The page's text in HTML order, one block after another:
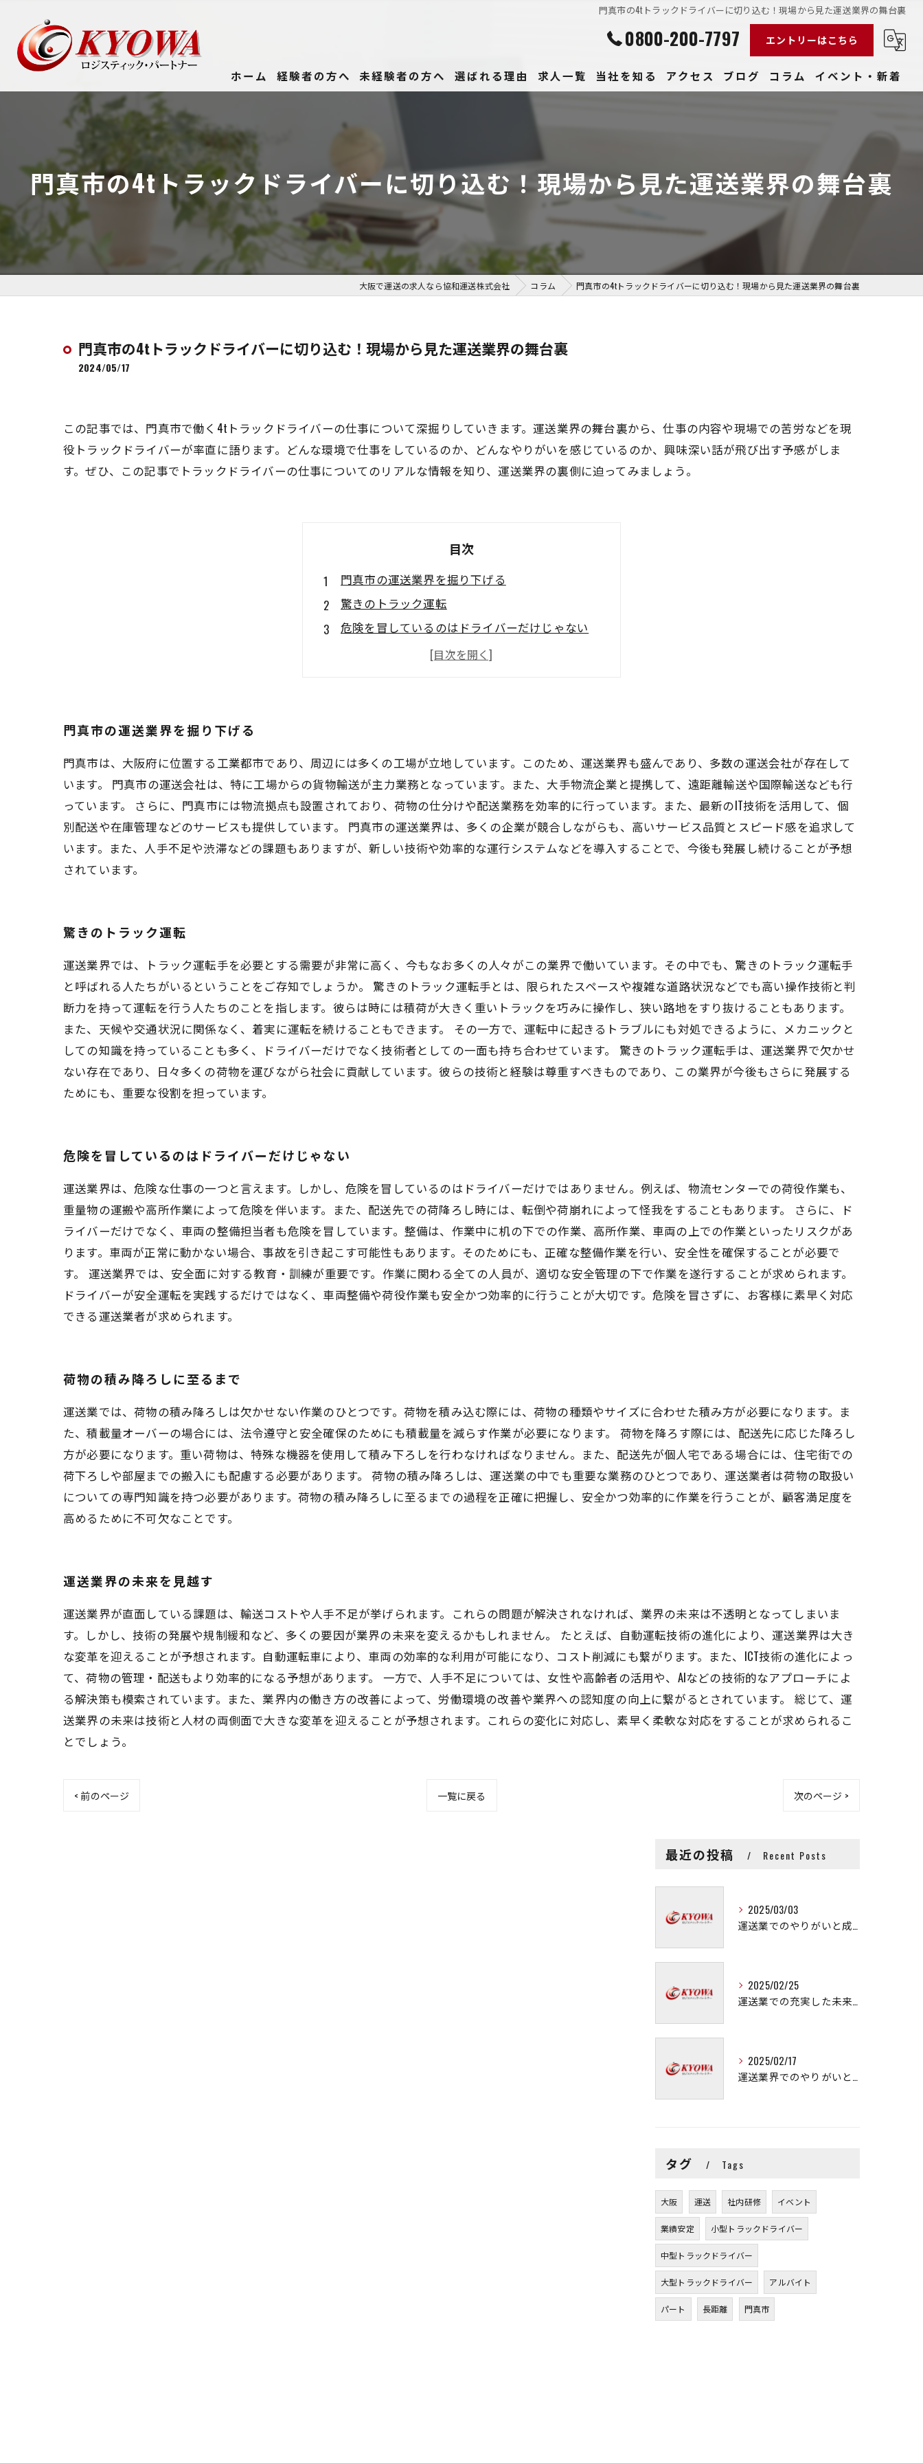
門真市の4tトラックドライバーに切り込む！現場から見た運送業界の舞台裏
0800-200-7797 エントリーはこちら
ホーム 経験者の方へ 未経験者の方へ 選ばれる理由 求人一覧 当社を知る
高収入
アクセス ブログ コラム イベント・新着
門真市の4tトラックドライバーに切り込む！現場から見た運送業界の舞台裏
大阪で運送の求人なら協和運送株式会社 コラム 門真市の4tトラックドライバーに切り込む！現場から見た運送業界の舞台裏
門真市の4tトラックドライバーに切り込む！現場から見た運送業界の舞台裏
2024/05/17
この記事では、門真市で働く4tトラックドライバーの仕事について深掘りしていきます。運送業界の舞台裏から、仕事の内容や現場での苦労などを現
役トラックドライバーが率直に語ります。どんな環境で仕事をしているのか、どんなやりがいを感じているのか、興味深い話が飛び出す予感がしま
す。ぜひ、この記事でトラックドライバーの仕事についてのリアルな情報を知り、運送業界の裏側に迫ってみましょう。
目次
門真市の運送業界を掘り下げる
驚きのトラック運転
危険を冒しているのはドライバーだけじゃない
荷物の積み降ろしに至るまで
門真市の運送業界を掘り下げる
門真市は、大阪府に位置する工業都市であり、周辺には多くの工場が立地しています。このため、運送業界も盛んであり、多数の運送会社が存在して
います。 門真市の運送会社は、特に工場からの貨物輸送が主力業務となっています。また、大手物流企業と提携して、遠距離輸送や国際輸送なども行
っています。 さらに、門真市には物流拠点も設置されており、荷物の仕分けや配送業務を効率的に行っています。また、最新のIT技術を活用して、個
別配送や在庫管理などのサービスも提供しています。 門真市の運送業界は、多くの企業が競合しながらも、高いサービス品質とスピード感を追求して
います。また、人手不足や渋滞などの課題もありますが、新しい技術や効率的な運行システムなどを導入することで、今後も発展し続けることが予想
されています。
驚きのトラック運転
運送業界では、トラック運転手を必要とする需要が非常に高く、今もなお多くの人々がこの業界で働いています。その中でも、驚きのトラック運転手
と呼ばれる人たちがいるということをご存知でしょうか。 驚きのトラック運転手とは、限られたスペースや複雑な道路状況などでも高い操作技術と判
断力を持って運転を行う人たちのことを指します。彼らは時には積荷が大きく重いトラックを巧みに操作し、狭い路地をすり抜けることもあります。
また、天候や交通状況に関係なく、着実に運転を続けることもできます。 その一方で、運転中に起きるトラブルにも対処できるように、メカニックと
しての知識を持っていることも多く、ドライバーだけでなく技術者としての一面も持ち合わせています。 驚きのトラック運転手は、運送業界で欠かせ
ない存在であり、日々多くの荷物を運びながら社会に貢献しています。彼らの技術と経験は尊重すべきものであり、この業界が今後もさらに発展する
ためにも、重要な役割を担っています。
危険を冒しているのはドライバーだけじゃない
運送業界は、危険な仕事の一つと言えます。しかし、危険を冒しているのはドライバーだけではありません。例えば、物流センターでの荷役作業も、
重量物の運搬や高所作業によって危険を伴います。また、配送先での荷降ろし時には、転倒や荷崩れによって怪我をすることもあります。 さらに、ド
ライバーだけでなく、車両の整備担当者も危険を冒しています。整備は、作業中に机の下での作業、高所作業、車両の上での作業といったリスクがあ
ります。車両が正常に動かない場合、事故を引き起こす可能性もあります。そのためにも、正確な整備作業を行い、安全性を確保することが必要で
す。 運送業界では、安全面に対する教育・訓練が重要です。作業に関わる全ての人員が、適切な安全管理の下で作業を遂行することが求められます。
ドライバーが安全運転を実践するだけではなく、車両整備や荷役作業も安全かつ効率的に行うことが大切です。危険を冒さずに、お客様に素早く対応
できる運送業者が求められます。
荷物の積み降ろしに至るまで
運送業では、荷物の積み降ろしは欠かせない作業のひとつです。荷物を積み込む際には、荷物の種類やサイズに合わせた積み方が必要になります。ま
た、積載量オーバーの場合には、法令遵守と安全確保のためにも積載量を減らす作業が必要になります。 荷物を降ろす際には、配送先に応じた降ろし
方が必要になります。重い荷物は、特殊な機器を使用して積み下ろしを行わなければなりません。また、配送先が個人宅である場合には、住宅街での
荷下ろしや部屋までの搬入にも配慮する必要があります。 荷物の積み降ろしは、運送業の中でも重要な業務のひとつであり、運送業者は荷物の取扱い
についての専門知識を持つ必要があります。荷物の積み降ろしに至るまでの過程を正確に把握し、安全かつ効率的に作業を行うことが、顧客満足度を
高めるために不可欠なことです。
運送業界の未来を見越す
運送業界が直面している課題は、輸送コストや人手不足が挙げられます。これらの問題が解決されなければ、業界の未来は不透明となってしまいま
す。しかし、技術の発展や規制緩和など、多くの要因が業界の未来を変えるかもしれません。 たとえば、自動運転技術の進化により、運送業界は大き
な変革を迎えることが予想されます。自動運転車により、車両の効率的な利用が可能になり、コスト削減にも繋がります。また、ICT技術の進化によっ
て、荷物の管理・配送もより効率的になる予想があります。 一方で、人手不足については、女性や高齢者の活用や、AIなどの技術的なアプローチによ
る解決策も模索されています。また、業界内の働き方の改善によって、労働環境の改善や業界への認知度の向上に繋がるとされています。 総じて、運
送業界の未来は技術と人材の両側面で大きな変革を迎えることが予想されます。これらの変化に対応し、素早く柔軟な対応をすることが求められるこ
とでしょう。
< 前のページ 一覧に戻る 次のページ >
最近の投稿 Recent Posts
2025/03/03
運送業でのやりがいと成長の秘訣
2025/02/25
運送業での充実した未来を拓く方法
2025/02/17
運送業界でのやりがいと可能性
タグ Tags
大阪 運送 社内研修 イベント
業績安定 小型トラックドライバー
中型トラックドライバー
大型トラックドライバー アルバイト
パート 長距離 門真市